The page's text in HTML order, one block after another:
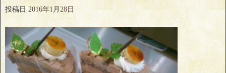
投稿日 2016年1月28日